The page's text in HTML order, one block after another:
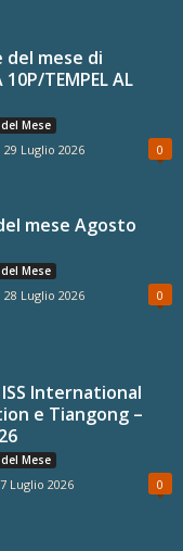
del mese di
TEMPEL AL
Mese
29 Luglio 2026 0
mese Agosto
Mese
28 Luglio 2026 0
International
e Tiangong –
Mese
Luglio 2026 0